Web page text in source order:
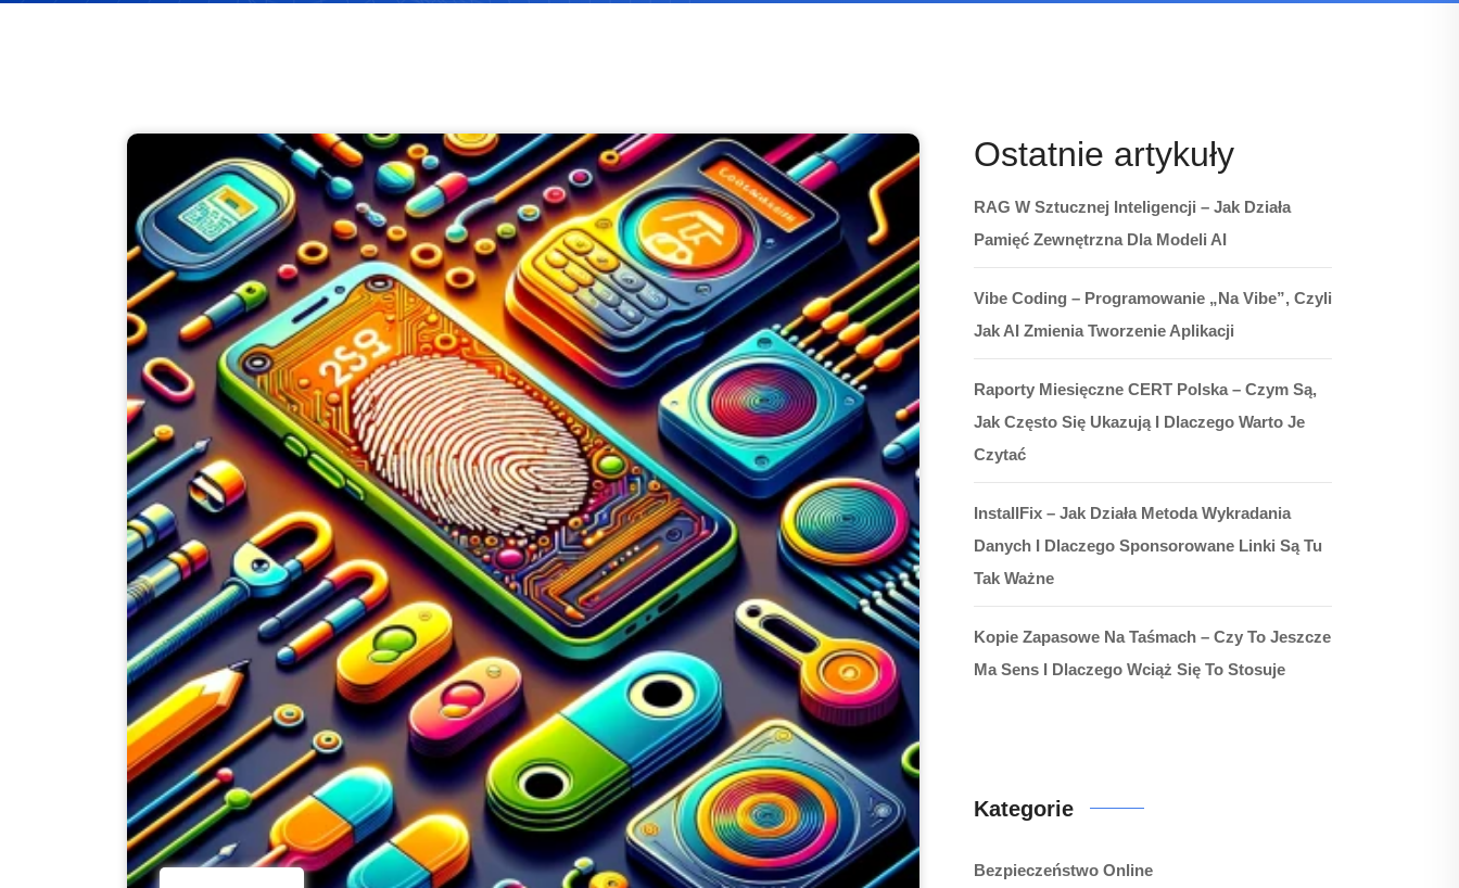
Ostatnie artykuły
RAG W Sztucznej Inteligencji – Jak Działa
Pamięć Zewnętrzna Dla Modeli AI
Vibe Coding – Programowanie „na Vibe”, Czyli
Jak AI Zmienia Tworzenie Aplikacji
Raporty Miesięczne CERT Polska – Czym Są,
Jak Często Się Ukazują I Dlaczego Warto Je
Czytać
InstallFix – Jak Działa Metoda Wykradania
Danych I Dlaczego Sponsorowane Linki Są Tu
Tak Ważne
Kopie Zapasowe Na Taśmach – Czy To Jeszcze
Ma Sens I Dlaczego Wciąż Się To Stosuje
Kategorie
Bezpieczeństwo Online